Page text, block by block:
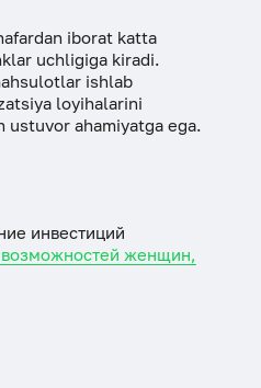
iborat katta
uchligiga kiradi.
ishlab
loyihalarini
ahamiyatga ega.
инвестиций
возможностей женщин,